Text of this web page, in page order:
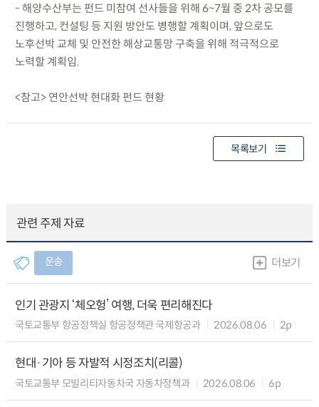
- 해양수산부는 펀드 미참여 선사들을 위해 6~7월 중 2차 공모를
진행하고, 컨설팅 등 지원 방안도 병행할 계획이며, 앞으로도
노후선박 교체 및 안전한 해상교통망 구축을 위해 적극적으로
노력할 계획임.
<참고> 연안선박 현대화 펀드 현황
목록보기
관련 주제 자료
운송 더보기
인기 관광지 ‘체오헝’ 여행, 더욱 편리해진다
국토교통부 항공정책실 항공정책관 국제항공과 2026.08.06 2p
현대·기아 등 자발적 시정조치(리콜)
국토교통부 모빌리티자동차국 자동차정책과 2026.08.06 6p